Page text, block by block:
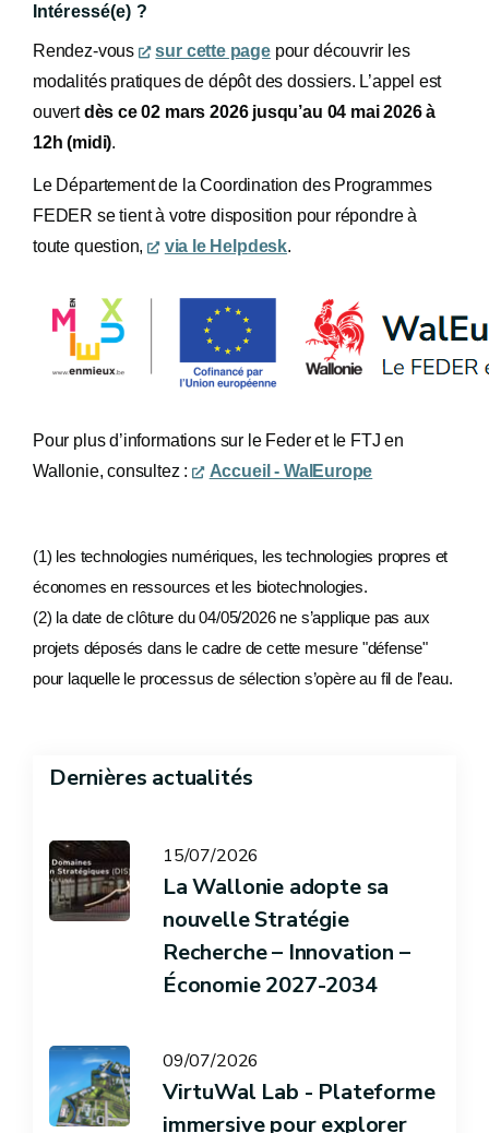
Intéressé(e) ?
Rendez-vous sur cette pagepour découvrir les
modalités pratiques de dépôt des dossiers. L’appel est
ouvertdès ce 02 mars 2026 jusqu’au 04 mai 2026 à
12h (midi).
Le Département de la Coordination des Programmes
FEDER se tient à votre disposition pour répondre à
toute question,
via le Helpdesk.
Pour plus d’informations sur le Feder et le FTJ en
Wallonie, consultez :
Accueil - WalEurope
(1) les technologies numériques, les technologies propres et
économes en ressources et les biotechnologies.
(2) la date de clôture du 04/05/2026 ne s’applique pas aux
projets déposés dans le cadre de cette mesure "défense"
pour laquelle le processus de sélection s’opère au fil de l’eau.
Dernières actualités
15/07/2026
La Wallonie adopte sa
nouvelle Stratégie
Recherche – Innovation –
Économie 2027-2034
09/07/2026
VirtuWal Lab - Plateforme
immersive pour explorer